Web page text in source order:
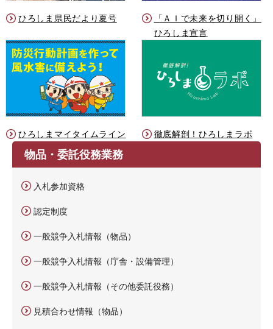
ひろしま県民だより夏号
「ＡＩで未来を切り開く」
ひろしま宣言
ひろしまマイタイムライン 徹底解剖！ひろしまラボ
物品・委託役務業務
入札参加資格
認定制度
一般競争入札情報（物品）
一般競争入札情報（庁舎・設備管理）
一般競争入札情報（その他委託役務）
見積合わせ情報（物品）